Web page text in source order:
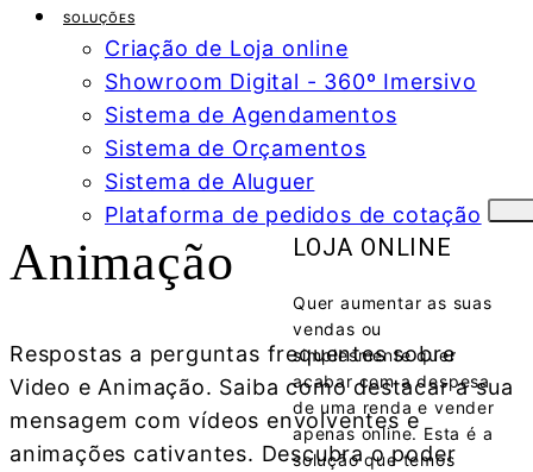
SOLUÇÕES
Criação de Loja online
Showroom Digital - 360º Imersivo
Sistema de Agendamentos
Sistema de Orçamentos
Sistema de Aluguer
Plataforma de pedidos de cotação
LOJA ONLINE
Quer aumentar as suas
vendas ou
simplesmente quer
acabar com a despesa
de uma renda e vender
apenas online. Esta é a
solução que temos
Animação
Respostas a perguntas frequentes sobre
Video e Animação. Saiba como destacar a sua
mensagem com vídeos envolventes e
animações cativantes. Descubra o poder